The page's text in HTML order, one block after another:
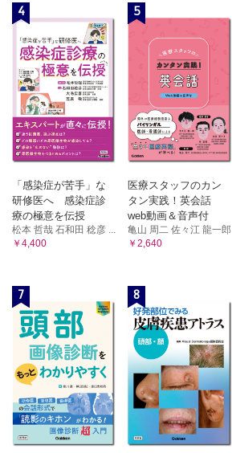
4
「感染症が苦手」な
研修医へ 感染症診
療の極意を伝授
松本 哲哉 石和田 稔彦 ...
￥4,400
5
医療スタッフのカン
タン実践！英会話
web動画＆音声付
亀山 周二 佐々江 龍一郎
￥2,640
7 8